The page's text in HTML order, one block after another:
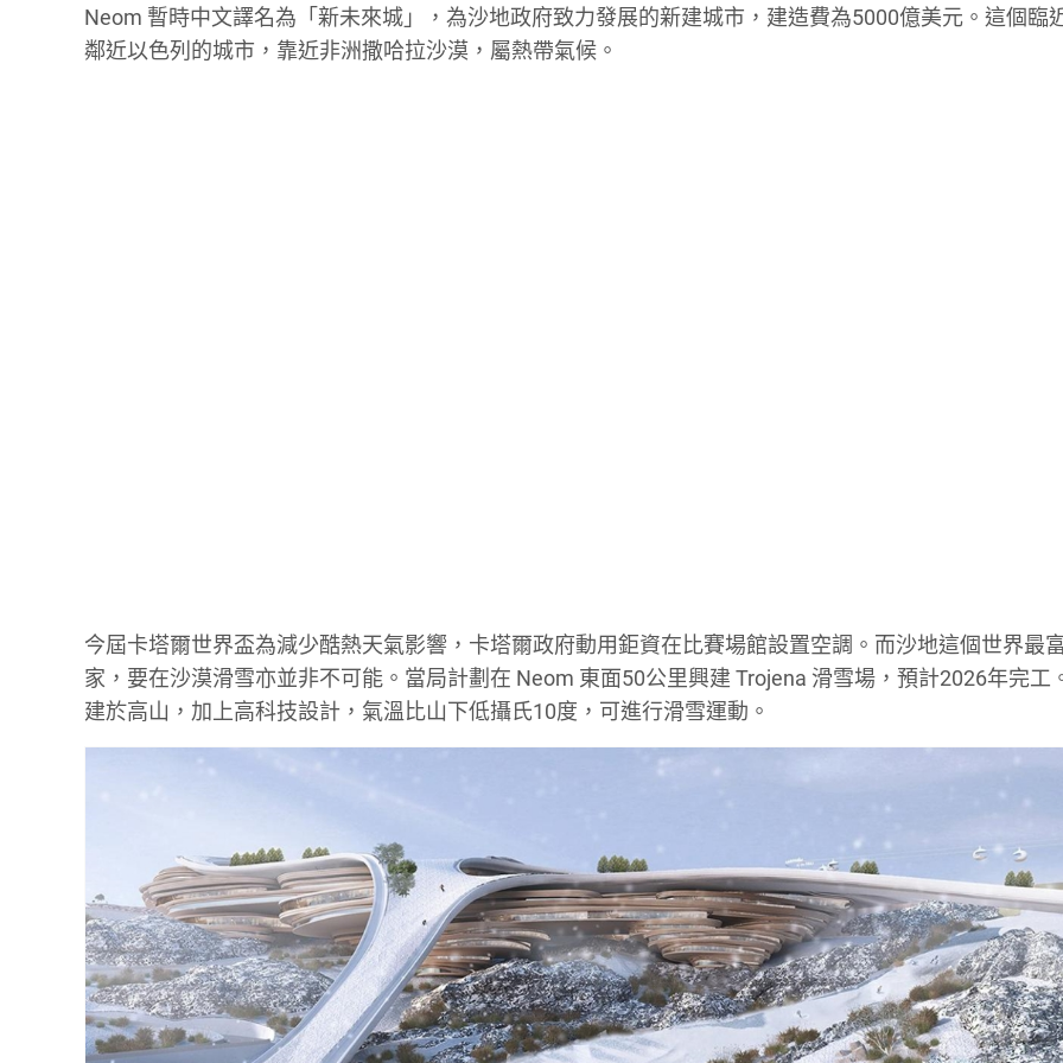
Neom 暫時中文譯名為「新未來城」，為沙地政府致力發展的新建城市，建造費為5000億美元。這個臨
鄰近以色列的城市，靠近非洲撒哈拉沙漠，屬熱帶氣候。
今屆卡塔爾世界盃為減少酷熱天氣影響，卡塔爾政府動用鉅資在比賽場館設置空調。而沙地這個世界最
家，要在沙漠滑雪亦並非不可能。當局計劃在 Neom 東面50公里興建 Trojena 滑雪場，預計2026年完工
建於高山，加上高科技設計，氣溫比山下低攝氏10度，可進行滑雪運動。